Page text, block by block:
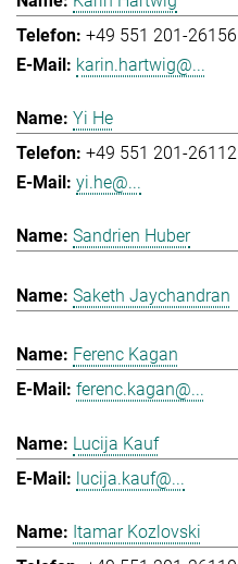
+49 551 201-26156
karin.hartwig@...
Yi He
+49 551 201-26112
yi.he@...
Sandrien Huber
Saketh Jaychandran
Ferenc Kagan
ferenc.kagan@...
Lucija Kauf
lucija.kauf@...
Itamar Kozlovski